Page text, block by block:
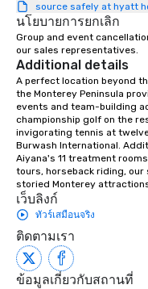
source safely at hyatt
นโยบายการยกเลิก
Group and event
our sales representatives.
Additional details
A perfect location beyond
the Monterey Peninsula
events and team-building
championship golf on the
invigorating tennis at
Burwash International.
Aiyana's 11 treatment
tours, horseback riding, our
storied Monterey
เว็บลิงก์
ทัวร์เสมือนจริง
ติดตามเรา
ข้อมูลเกี่ยวกับสถานที่